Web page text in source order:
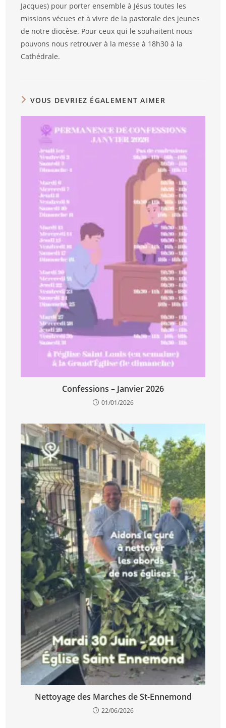
Jacques) pour porter ensemble à Jésus toutes les
missions vécues et à vivre de la pastorale des jeunes
de notre diocèse. Pour ceux qui le souhaitent nous
pouvons nous retrouver à la messe à 18h30 à la
Cathédrale.
VOUS DEVRIEZ ÉGALEMENT AIMER
Confessions – Janvier 2026
01/01/2026
Nettoyage des Marches de St-Ennemond
22/06/2026